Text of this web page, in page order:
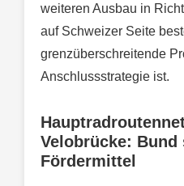
weiteren Ausbau in
auf Schweizer Seite
grenzüberschreitende
Anschlussstrategie ist.
Velobrücke:
Fördermittel